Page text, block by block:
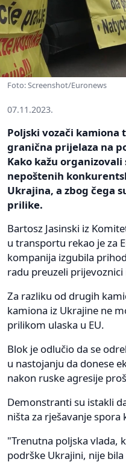
Foto: Screenshot/Euronews
07.11.2023.
Poljski vozači
granična prijelaza na
Kako kažu
nepoštenih
Ukrajina, a zbog čega
prilike.
Bartosz Jasinski iz
u transportu rekao je za
kompanija izgubila
radu preuzeli prijevoznici
Za razliku od drugih
kamiona iz Ukrajine ne
prilikom ulaska u EU.
Blok je odlučio da se
u nastojanju da donese
nakon ruske agresije
Demonstranti su istakli
ništa za rješavanje spora
"Trenutna poljska vlada,
podrške Ukrajini, nije